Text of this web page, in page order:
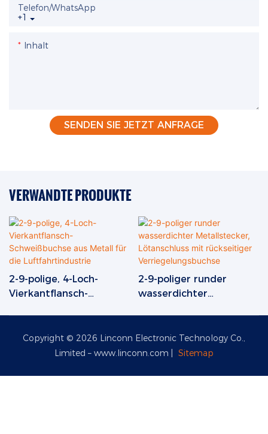
+1
Telefon/WhatsApp
Inhalt
SENDEN SIE JETZT ANFRAGE
VERWANDTE PRODUKTE
2-9-polige, 4-Loch-
Vierkantflansch-
Luftfahrtindustrie
2-9-poliger runder
wasserdichter
rückseitiger
Verriegelungsbuchse
Copyright © 2026 Linconn Electronic Technology Co.,
Limited – www.linconn.com Sitemap